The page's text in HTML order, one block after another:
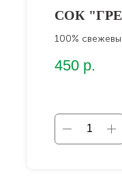
СОК
100%
450 р.